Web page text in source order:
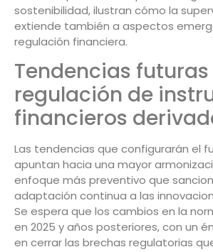
sostenibilidad, ilustran cómo la
extiende también a aspectos
regulación financiera.
Tendencias futuras
regulación de
financieros
Las tendencias que configurarán el
apuntan hacia una mayor
enfoque más preventivo que
adaptación continua a las
Se espera que los cambios en la
en 2025 y años posteriores, con un
en cerrar las brechas regulatorias